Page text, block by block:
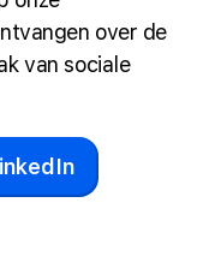
over de
van sociale